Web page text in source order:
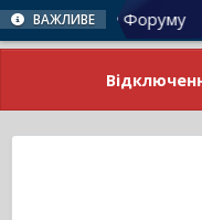
ВАЖЛИВЕ
Новини Форуму